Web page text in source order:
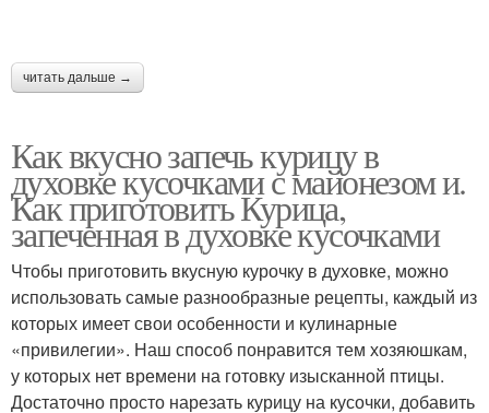
читать дальше →
Как вкусно запечь курицу в
духовке кусочками с майонезом и.
Как приготовить Курица,
запеченная в духовке кусочками
Чтобы приготовить вкусную курочку в духовке, можно
использовать самые разнообразные рецепты, каждый из
которых имеет свои особенности и кулинарные
«привилегии». Наш способ понравится тем хозяюшкам,
у которых нет времени на готовку изысканной птицы.
Достаточно просто нарезать курицу на кусочки, добавить